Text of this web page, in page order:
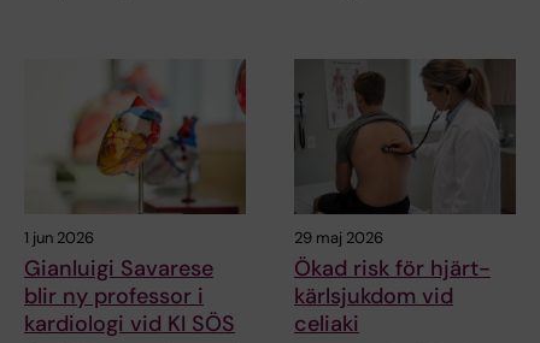
1 jun 2026
Gianluigi Savarese
blir ny professor i
kardiologi vid KI SÖS
29 maj 2026
Ökad risk för hjärt-
kärlsjukdom vid
celiaki